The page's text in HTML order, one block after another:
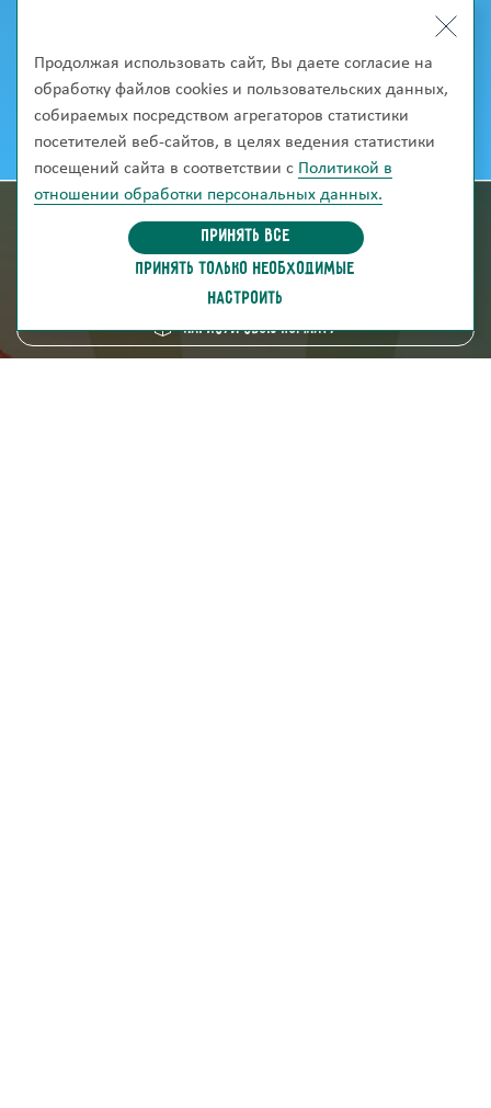
Продолжая использовать сайт, Вы даете согласие на
обработку файлов cookies и пользовательских данных,
собираемых посредством агрегаторов статистики
посетителей веб-сайтов, в целях ведения статистики
посещений сайта в соответствии с Политикой в
отношении обработки персональных данных.
Принять все
ПРИНЯТЬ ТОЛЬКО НЕОБХОДИМЫЕ
НАСТРОИТЬ
информация для покупателей
скачать каталог
Нарисуй свою комнату